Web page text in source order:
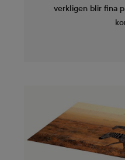
verkligen blir fina